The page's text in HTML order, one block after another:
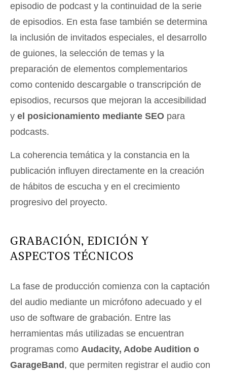
episodio de podcast y la continuidad de la serie
de episodios. En esta fase también se determina
la inclusión de invitados especiales, el desarrollo
de guiones, la selección de temas y la
preparación de elementos complementarios
como contenido descargable o transcripción de
episodios, recursos que mejoran la accesibilidad
y el posicionamiento mediante SEO para
podcasts.
La coherencia temática y la constancia en la
publicación influyen directamente en la creación
de hábitos de escucha y en el crecimiento
progresivo del proyecto.
GRABACIÓN, EDICIÓN Y
ASPECTOS TÉCNICOS
La fase de producción comienza con la captación
del audio mediante un micrófono adecuado y el
uso de software de grabación. Entre las
herramientas más utilizadas se encuentran
programas como Audacity, Adobe Audition o
GarageBand , que permiten registrar el audio con